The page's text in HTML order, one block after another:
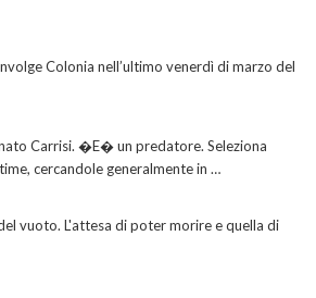
Colonia nell’ultimo venerdì di marzo del
Carrisi. �E� un predatore. Seleziona
cercandole generalmente in …
vuoto. L'attesa di poter morire e quella di